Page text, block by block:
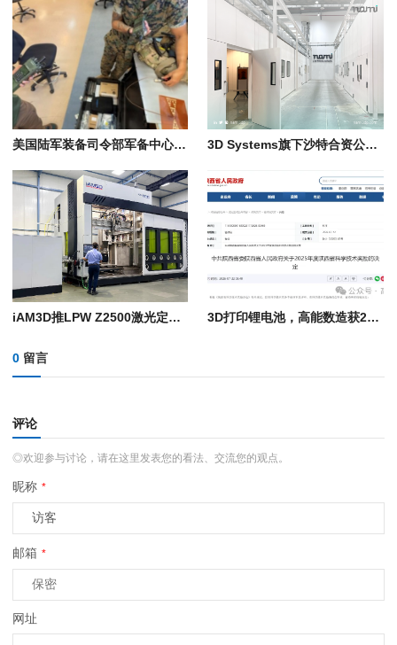
美国陆军装备司令部军备中心在“2026年勇敢盾牌”演习中展示远程3D打印电子设备技术 3D Systems旗下沙特合资公司NAMI获得军事制造许可证
iAM3D推LPW Z2500激光定向能量沉积系统：8轴双模激光沉积系统，构建体积2米级 3D打印锂电池，高能数造获2025年度陕西省科学技术奖
0 留言
评论
◎欢迎参与讨论，请在这里发表您的看法、交流您的观点。
昵称 *
邮箱 *
网址